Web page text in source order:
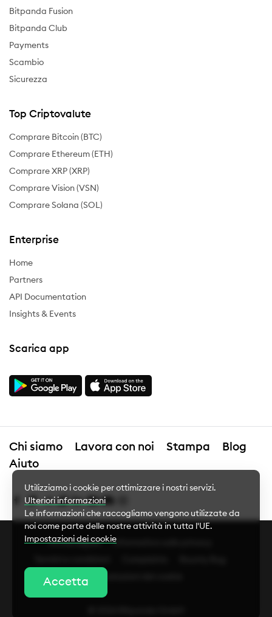
Bitpanda Fusion
Bitpanda Club
Payments
Scambio
Sicurezza
Top Criptovalute
Comprare Bitcoin (BTC)
Comprare Ethereum (ETH)
Comprare XRP (XRP)
Comprare Vision (VSN)
Comprare Solana (SOL)
Enterprise
Home
Partners
API Documentation
Insights & Events
Scarica app
Chi siamo Lavora con noi Stampa
Blog
Aiuto
Avviso legale
Informativa sulla privacy
Utilizziamo i cookie per ottimizzare i nostri servizi.
Ulteriori informazioni
Le informazioni che raccogliamo vengono utilizzate da
noi come parte delle nostre attività in tutta l'UE.
Impostazioni dei cookie
Impostazioni dei cookie
Accetta